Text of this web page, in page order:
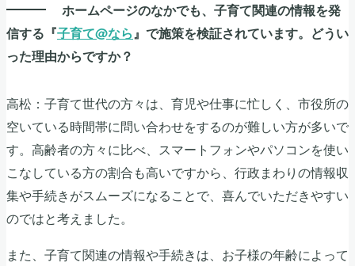
ホームページのなかでも、子育て関連の情報を発
信する『子育て@なら』で施策を検証されています。どうい
った理由からですか？
高松：子育て世代の方々は、育児や仕事に忙しく、市役所の
空いている時間帯に問い合わせをするのが難しい方が多いで
す。高齢者の方々に比べ、スマートフォンやパソコンを使い
こなしている方の割合も高いですから、行政まわりの情報収
集や手続きがスムーズになることで、喜んでいただきやすい
のではと考えました。
また、子育て関連の情報や手続きは、お子様の年齢によって